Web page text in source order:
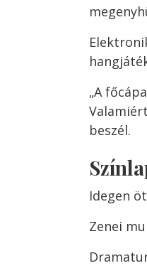
„A
beszél.
Idegen
Zenei